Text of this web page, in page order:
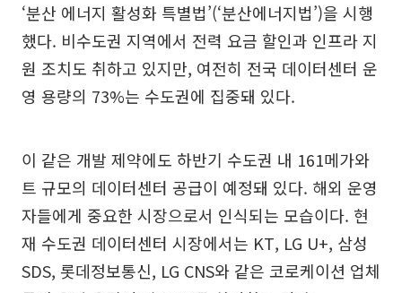
‘분산 에너지 활성화 특별법’(‘분산에너지법’)을 시행
했다. 비수도권 지역에서 전력 요금 할인과 인프라 지
원 조치도 취하고 있지만, 여전히 전국 데이터센터 운
영 용량의 73%는 수도권에 집중돼 있다.
이 같은 개발 제약에도 하반기 수도권 내 161메가와
트 규모의 데이터센터 공급이 예정돼 있다. 해외 운영
자들에게 중요한 시장으로서 인식되는 모습이다. 현
재 수도권 데이터센터 시장에서는 KT, LG U+, 삼성
SDS, 롯데정보통신, LG CNS와 같은 코로케이션 업체